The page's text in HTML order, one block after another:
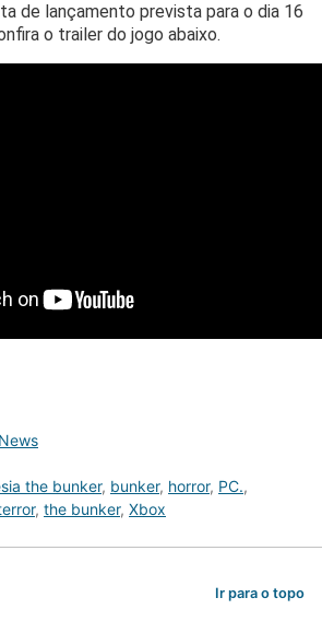
de lançamento prevista para o dia 16
o trailer do jogo abaixo.
News
the bunker, bunker, horror, PC.,
, the bunker, Xbox
Ir para o topo